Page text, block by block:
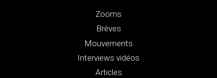
Zooms
Brèves
Mouvements
Interviews vidéos
Articles